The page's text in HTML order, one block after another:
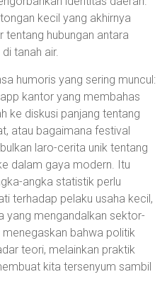
kecil yang akhirnya
hubungan antara
tanah air.
humoris yang sering muncul:
kantor yang membahas
ke diskusi panjang tentang
atau bagaimana festival
laro-cerita unik tentang
dalam gaya modern. Itu
angka statistik perlu
terhadap pelaku usaha kecil,
yang mengandalkan sektor-
bahwa politik
teori, melainkan praktik
kita tersenyum sambil